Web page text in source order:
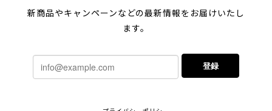
新商品やキャンペーンなどの最新情報をお届けいたし
ます。
登録